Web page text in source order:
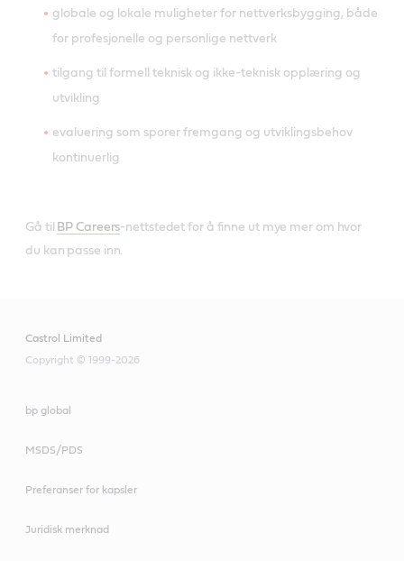
globale og lokale muligheter for nettverksbygging, både
for profesjonelle og personlige nettverk
tilgang til formell teknisk og ikke-teknisk opplæring og
utvikling
evaluering som sporer fremgang og utviklingsbehov
kontinuerlig
Gå til BP Careers-nettstedet for å finne ut mye mer om hvor
du kan passe inn.
Castrol Limited
Copyright © 1999-2026
bp global
MSDS/PDS
Preferanser for kapsler
Juridisk merknad